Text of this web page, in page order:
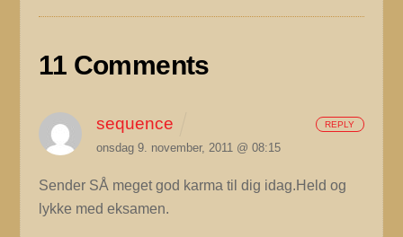
11 Comments
sequence
onsdag 9. november, 2011 @ 08:15
Sender SÅ meget god karma til dig idag.Held og
lykke med eksamen.
REPLY